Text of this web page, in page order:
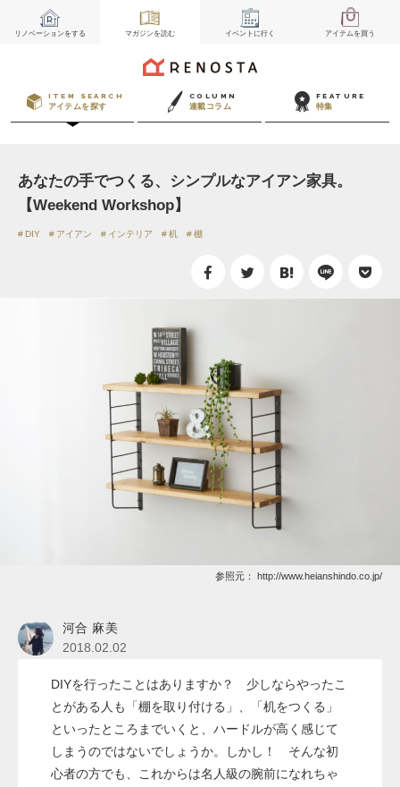
リノベーションをする マガジンを読む イベント に行く アイテムを買う
ITEM SEARCH
アイテムを探す
COLUMN
連載コラム
FEATURE
特集
あなたの手でつくる、シンプルなアイアン家具。
【Weekend Workshop】
DIY アイアン インテリア 机 棚
参照元： http://www.heianshindo.co.jp/
河合 麻美
2018.02.02
DIYを行ったことはありますか？ 少しならやったこ
とがある人も「棚を取り付ける」、「机をつくる」
といったところまでいくと、ハードルが高く感じて
しまうのではないでしょうか。しかし！ そんな初
心者の方でも、これからは名人級の腕前になれちゃ